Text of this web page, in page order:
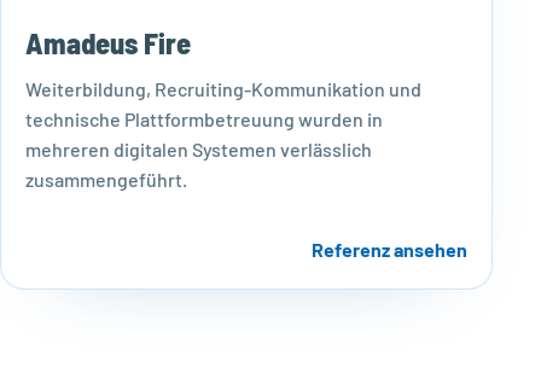
Amadeus Fire
Weiterbildung, Recruiting-Kommunikation und
technische Plattformbetreuung wurden in
mehreren digitalen Systemen verlässlich
zusammengeführt.
Referenz ansehen